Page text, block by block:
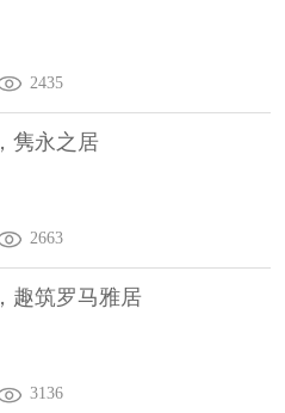
2435
隽永之居
2663
趣筑罗马雅居
3136